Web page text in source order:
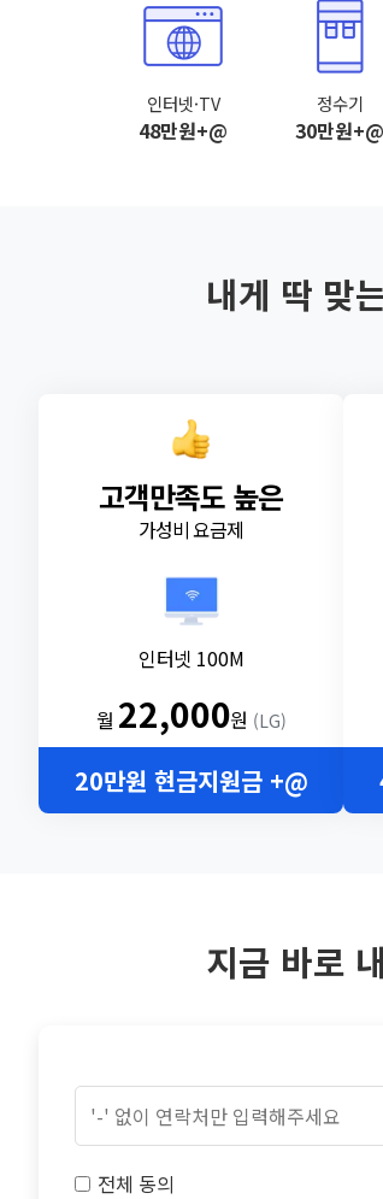
인터넷·TV
48만원+@
정수기
30만원+@
내게 딱 맞
고객만족도 높은
가성비 요금제
인터넷 100M
월 22,000원 (LG)
20만원 현금지원금 +@
지금 바로 내
전체 동의